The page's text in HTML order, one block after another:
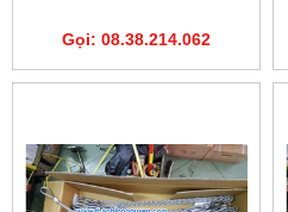
Gọi: 08.38.214.062